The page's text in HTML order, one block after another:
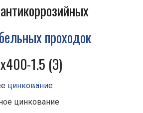
проходок
1.5 (Э)
цинкование
цинкование